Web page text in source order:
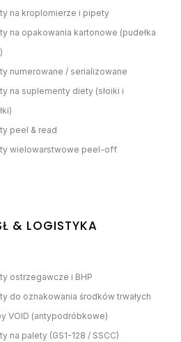
na kroplomierze i pipety
na opakowania kartonowe (pudełka
numerowane / serializowane
na suplementy diety (słoiki i
peel & read
wielowarstwowe peel-off
& LOGISTYKA
ostrzegawcze i BHP
do oznakowania środków trwałych
VOID (antypodróbkowe)
na palety (GS1-128 / SSCC)